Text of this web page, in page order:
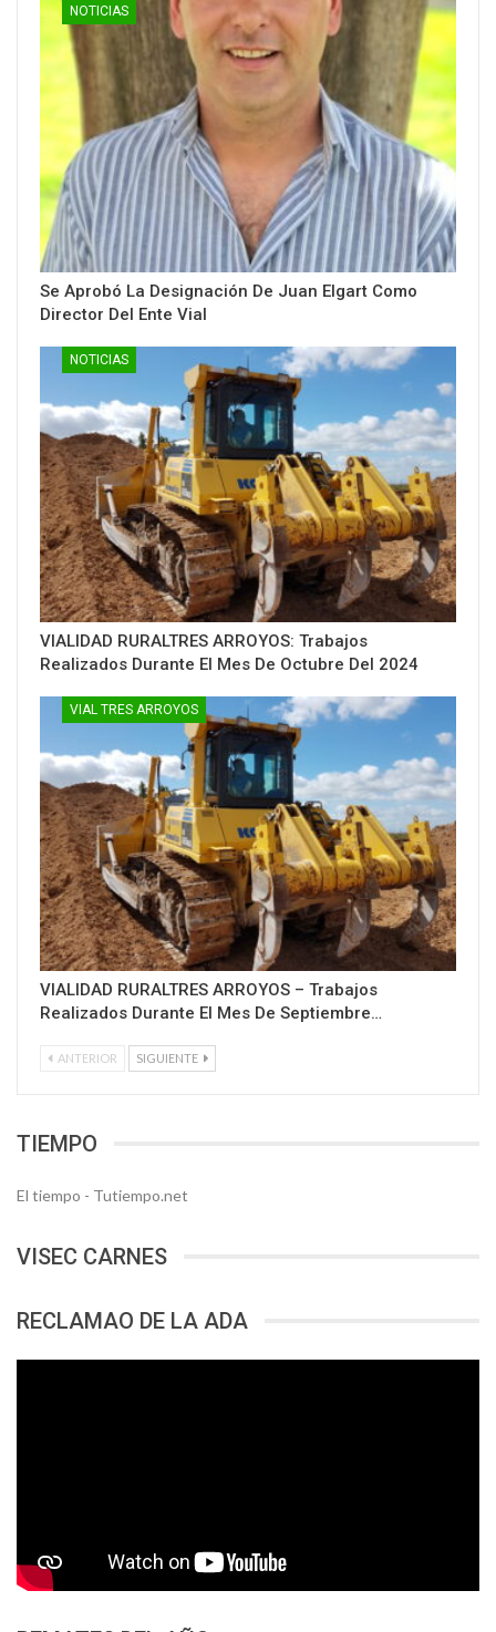
NOTICIAS
Se Aprobó La Designación De Juan Elgart Como
Director Del Ente Vial
NOTICIAS
VIALIDAD RURALTRES ARROYOS: Trabajos
Realizados Durante El Mes De Octubre Del 2024
VIAL TRES ARROYOS
VIALIDAD RURALTRES ARROYOS – Trabajos
Realizados Durante El Mes De Septiembre…
ANTERIOR SIGUIENTE
TIEMPO
El tiempo - Tutiempo.net
VISEC CARNES
RECLAMAO DE LA ADA